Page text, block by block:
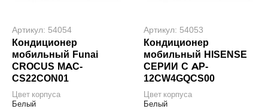
Артикул: 54054
Кондиционер
мобильный Funai
CROCUS MAC-
CS22CON01
Цвет корпуса
Белый
Артикул: 54053
Кондиционер
мобильный HISENSE
СЕРИИ C AP-
12CW4GQCS00
Цвет корпуса
Белый